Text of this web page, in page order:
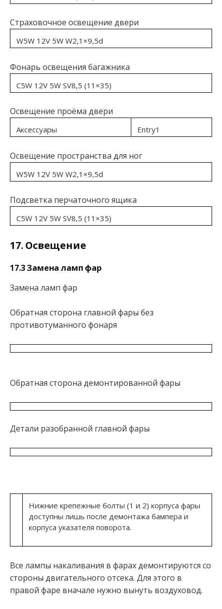
Страховочное освещение двери
W5W 12V 5W W2,1×9,5d
Фонарь освещения багажника
C5W 12V 5W SV8,5 (11×35)
Освещение проёма двери
Аксессуары Entry1
Освещение пространства для ног
W5W 12V 5W W2,1×9,5d
Подсветка перчаточного ящика
C5W 12V 5W SV8,5 (11×35)
17. Освещение
17.3 Замена ламп фар
Замена ламп фар
Обратная сторона главной фары без
противотуманного фонаря
Обратная сторона демонтированной фары
Детали разобранной главной фары
Нижние крепежные болты (1 и 2) корпуса фары
доступны лишь после демонтажа бампера и
корпуса указателя поворота.
Все лампы накаливания в фарах демонтируются со
стороны двигательного отсека. Для этого в
правой фаре вначале нужно вынуть воздуховод.